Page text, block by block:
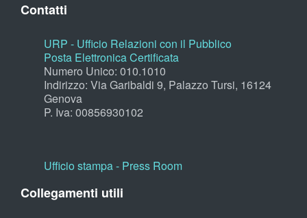
Contatti
URP - Ufficio Relazioni con il Pubblico
Posta Elettronica Certificata
Numero Unico: 010.1010
Indirizzo: Via Garibaldi 9, Palazzo Tursi, 16124
Genova
P. Iva: 00856930102
Ufficio stampa - Press Room
Collegamenti utili